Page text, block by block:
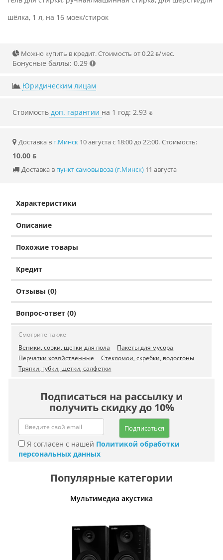
шёлка, 1 л, на 16 моек/стирок
Можно купить в кредит. Стоимость от 0.22 ƃ/мec.
Бонусные баллы: 0.29
Юридическим лицам
Стоимость доп. гарантии на 1 год: 2.93 ƃ
Доставка в г.Минск 10 августа с 18:00 до 22:00. Стоимость:
10.00 ƃ
Доставка в пункт самовывоза (г.Минск) 11 августа
Характеристики
Описание
Похожие товары
Кредит
Отзывы (0)
Вопрос-ответ (0)
Смотрите также
Веники, совки, щетки для пола
Пакеты для мусора
Перчатки хозяйственные
Стекломои, скребки, водосгоны
Тряпки, губки, щетки, салфетки
Подписаться на рассылку и
получить скидку до 10%
Подписаться
Я согласен с нашей Политикой обработки
персональных данных
Популярные категории
Мультимедиа акустика